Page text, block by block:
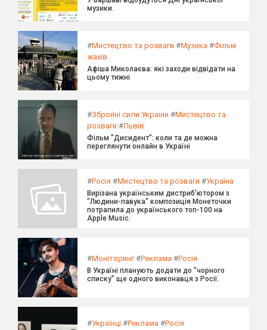
музики.
#Мистецтво та розваги #Музика #Фільм
жахів
Афіша Миколаєва: які заходи відвідати на
цьому тижні
#Збройні сили України #Мистецтво та
розваги #Львів
Фільм "Дисидент": коли та де можна
переглянути онлайн в Україні
#Росія #Мистецтво та розваги #Україна
Вирізана українським дистриб'ютором з
"Людини-павука" композиція Монеточки
потрапила до українського топ-100 на
Apple Music.
#Моніторинг#Реклама #Росія
В Україні планують додати до "чорного
списку" ще одного виконавця з Росії.
#Українці #Реклама #Росія